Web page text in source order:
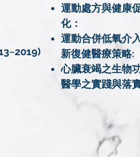
運動處方與健康
化：
運動合併低氧介
新復健醫療策略:
心臟衰竭之生物
醫學之實踐與落